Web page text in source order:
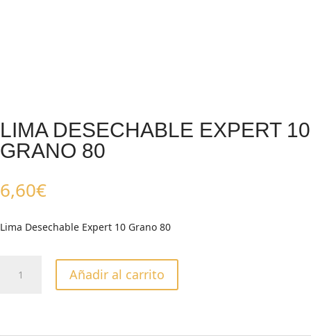
LIMA DESECHABLE EXPERT 10
GRANO 80
6,60€
Lima Desechable Expert 10 Grano 80
DESECHABLE
Añadir al carrito